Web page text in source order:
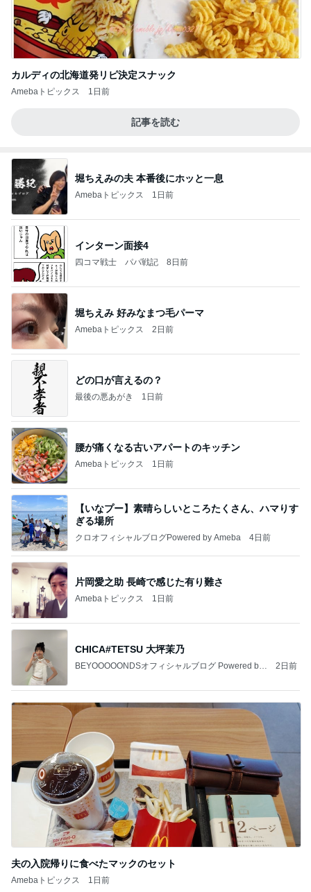
カルディの北海道発リピ決定スナック
Amebaトピックス 1日前
記事を読む
堀ちえみの夫 本番後にホッと一息
Amebaトピックス 1日前
インターン面接4
四コマ戦士 パパ戦記 8日前
堀ちえみ 好みなまつ毛パーマ
Amebaトピックス 2日前
どの口が言えるの？
最後の悪あがき 1日前
腰が痛くなる古いアパートのキッチン
Amebaトピックス 1日前
【いなプー】素晴らしいところたくさん、ハマりす
ぎる場所
クロオフィシャルブログPowered by Ameba 4日前
片岡愛之助 長崎で感じた有り難さ
Amebaトピックス 1日前
CHICA#TETSU 大坪茉乃
BEYOOOOONDSオフィシャルブログ Powered by
2日前
夫の入院帰りに食べたマックのセット
Amebaトピックス 1日前